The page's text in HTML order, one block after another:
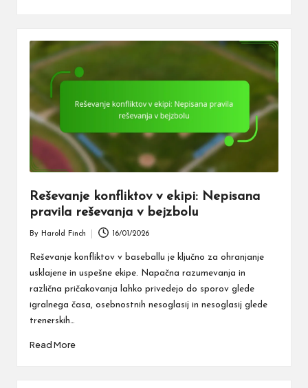
Reševanje konfliktov v ekipi: Nepisana
pravila reševanja v bejzbolu
by
By Harold Finch 16/01/2026
Reševanje konfliktov v baseballu je ključno za ohranjanje
usklajene in uspešne ekipe. Napačna razumevanja in
različna pričakovanja lahko privedejo do sporov glede
igralnega časa, osebnostnih nesoglasij in nesoglasij glede
trenerskih…
Read More